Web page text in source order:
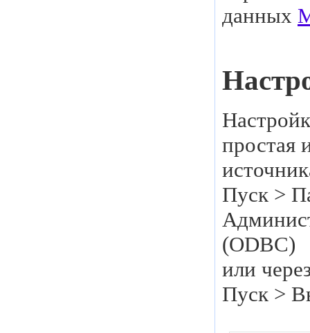
данных
простая
Пуск >
(ODBC)
или
Пуск >